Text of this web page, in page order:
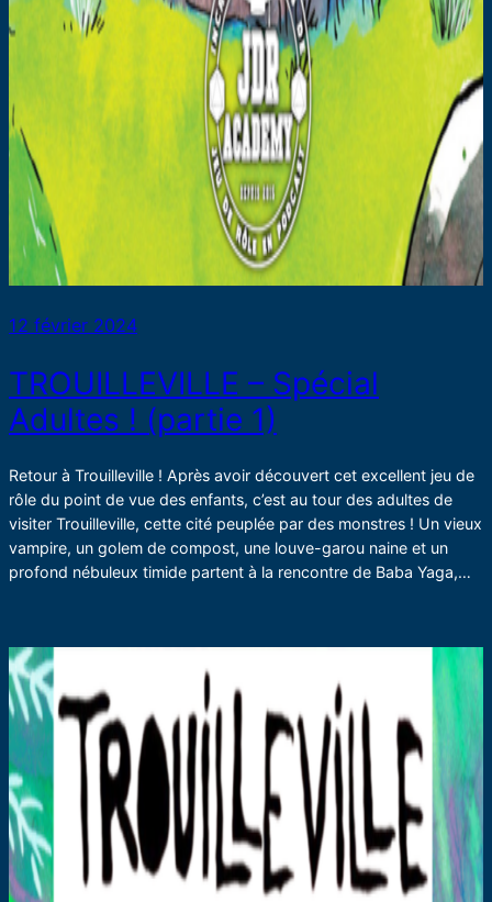
12 février 2024
TROUILLEVILLE – Spécial
Adultes ! (partie 1)
Retour à Trouilleville ! Après avoir découvert cet excellent jeu de
rôle du point de vue des enfants, c’est au tour des adultes de
visiter Trouilleville, cette cité peuplée par des monstres ! Un vieux
vampire, un golem de compost, une louve-garou naine et un
profond nébuleux timide partent à la rencontre de Baba Yaga,…